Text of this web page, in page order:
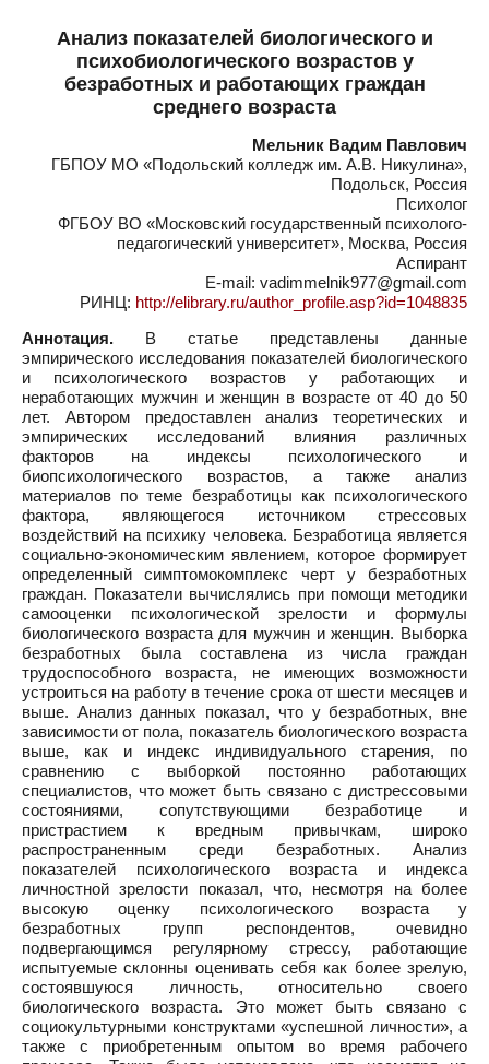
Анализ показателей биологического и
психобиологического возрастов у
безработных и работающих граждан
среднего возраста
Мельник Вадим Павлович
ГБПОУ МО «Подольский колледж им. А.В. Никулина»,
Подольск, Россия
Психолог
ФГБОУ ВО «Московский государственный психолого-
педагогический университет», Москва, Россия
Аспирант
E-mail: vadimmelnik977@gmail.com
РИНЦ: http://elibrary.ru/author_profile.asp?id=1048835
Аннотация. В статье представлены данные
эмпирического исследования показателей биологического
и психологического возрастов у работающих и
неработающих мужчин и женщин в возрасте от 40 до 50
лет. Автором предоставлен анализ теоретических и
эмпирических исследований влияния различных
факторов на индексы психологического и
биопсихологического возрастов, а также анализ
материалов по теме безработицы как психологического
фактора, являющегося источником стрессовых
воздействий на психику человека. Безработица является
социально-экономическим явлением, которое формирует
определенный симптомокомплекс черт у безработных
граждан. Показатели вычислялись при помощи методики
самооценки психологической зрелости и формулы
биологического возраста для мужчин и женщин. Выборка
безработных была составлена из числа граждан
трудоспособного возраста, не имеющих возможности
устроиться на работу в течение срока от шести месяцев и
выше. Анализ данных показал, что у безработных, вне
зависимости от пола, показатель биологического возраста
выше, как и индекс индивидуального старения, по
сравнению с выборкой постоянно работающих
специалистов, что может быть связано с дистрессовыми
состояниями, сопутствующими безработице и
пристрастием к вредным привычкам, широко
распространенным среди безработных. Анализ
показателей психологического возраста и индекса
личностной зрелости показал, что, несмотря на более
высокую оценку психологического возраста у
безработных групп респондентов, очевидно
подвергающимся регулярному стрессу, работающие
испытуемые склонны оценивать себя как более зрелую,
состоявшуюся личность, относительно своего
биологического возраста. Это может быть связано с
социокультурными конструктами «успешной личности», а
также с приобретенным опытом во время рабочего